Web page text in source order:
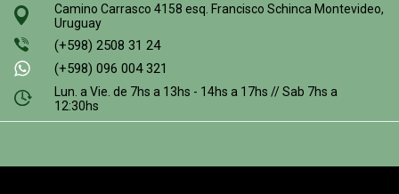
Camino Carrasco 4158 esq. Francisco Schinca Montevideo,
Uruguay
(+598) 2508 31 24
(+598) 096 004 321
Lun. a Vie. de 7hs a 13hs - 14hs a 17hs // Sab 7hs a
12:30hs